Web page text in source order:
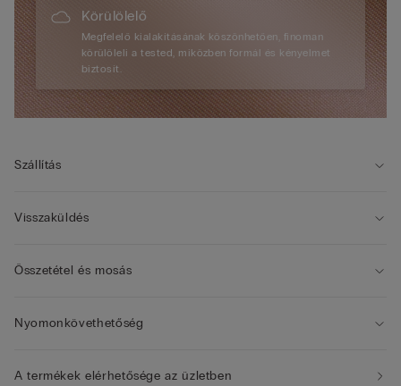
Körülölelő
Megfelelő kialakításának köszönhetően, finoman
körülöleli a tested, miközben formál és kényelmet
biztosít.
Szállítás
Visszaküldés
Összetétel és mosás
Nyomonkövethetőség
A termékek elérhetősége az üzletben